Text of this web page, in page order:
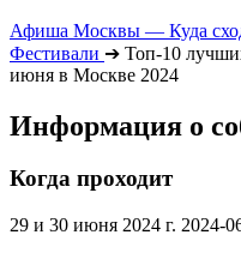
Афиша Москвы — Куда
Фестивали ➔ Топ-10
июня в Москве 2024
Информация о
Когда проходит
29 и 30 июня 2024 г. 2024-